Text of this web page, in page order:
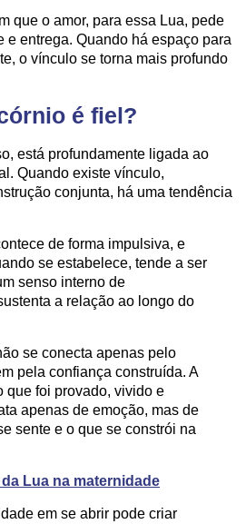
que o amor, para essa Lua, pede
e entrega. Quando há espaço para
o vínculo se torna mais profundo
é fiel?
está profundamente ligada ao
Quando existe vínculo,
conjunta, há uma tendência
de forma impulsiva, e
se estabelece, tende a ser
senso interno de
a relação ao longo do
se conecta apenas pelo
pela confiança construída. A
que foi provado, vivido e
apenas de emoção, mas de
sente e o que se constrói na
Lua na maternidade
em se abrir pode criar